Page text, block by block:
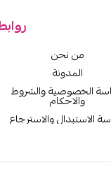
من نحن
المدونة
الخصوصية والشروط
والاحكام
الاستبدال والاسترجاع